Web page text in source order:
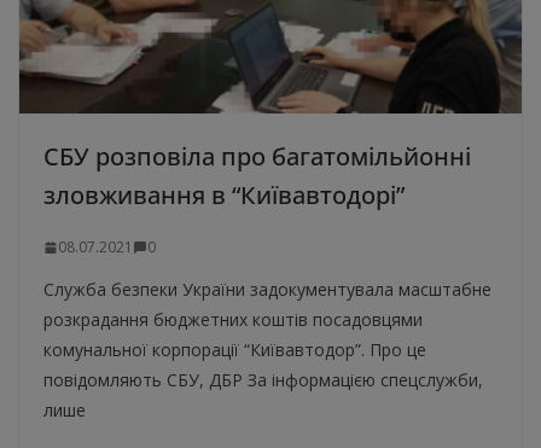
СБУ розповіла про багатомільйонні
зловживання в “Київавтодорі”
08.07.2021 0
Служба безпеки України задокументувала масштабне
розкрадання бюджетних коштів посадовцями
комунальної корпорації “Київавтодор”. Про це
повідомляють СБУ, ДБР За інформацією спецслужби,
лише